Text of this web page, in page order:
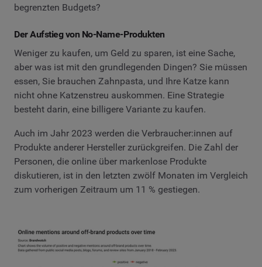
begrenzten Budgets?
Der Aufstieg von No-Name-Produkten
Weniger zu kaufen, um Geld zu sparen, ist eine Sache,
aber was ist mit den grundlegenden Dingen? Sie müssen
essen, Sie brauchen Zahnpasta, und Ihre Katze kann
nicht ohne Katzenstreu auskommen. Eine Strategie
besteht darin, eine billigere Variante zu kaufen.
Auch im Jahr 2023 werden die Verbraucher:innen auf
Produkte anderer Hersteller zurückgreifen. Die Zahl der
Personen, die online über markenlose Produkte
diskutieren, ist in den letzten zwölf Monaten im Vergleich
zum vorherigen Zeitraum um 11 % gestiegen.